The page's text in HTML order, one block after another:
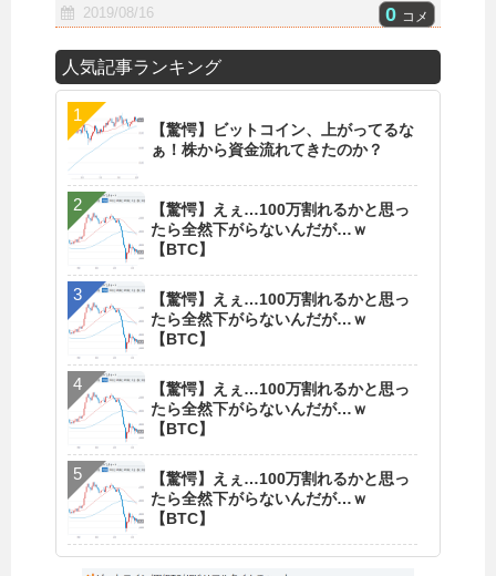
2019/08/16 0 コメ
人気記事ランキング
【驚愕】ビットコイン、上がってるな
ぁ！株から資金流れてきたのか？
【驚愕】えぇ…100万割れるかと思っ
たら全然下がらないんだが…ｗ
【BTC】
【驚愕】えぇ…100万割れるかと思っ
たら全然下がらないんだが…ｗ
【BTC】
【驚愕】えぇ…100万割れるかと思っ
たら全然下がらないんだが…ｗ
【BTC】
【驚愕】えぇ…100万割れるかと思っ
たら全然下がらないんだが…ｗ
【BTC】